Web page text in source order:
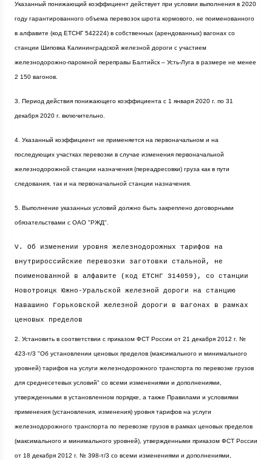
Указанный понижающий коэффициент действует при условии выполнения в 2020
году гарантированного объема перевозок шрота кормового, не поименованного
в алфавите (код ЕТСНГ 542224) в собственных (арендованных) вагонах со
станции Шиповка Калининградской железной дороги с участием
железнодорожно-паромной переправы Балтийск – Усть-Луга в размере не менее
2 150 вагонов.
3. Период действия понижающего коэффициента с 1 января 2020 г. по 31
декабря 2020 г. включительно.
4. Указанный коэффициент не применяется на первоначальном и на
последующих участках перевозки в случае изменения первоначальной
железнодорожной станции назначения (переадресовки) груза как в пути
следования, так и на первоначальной станции назначения.
5. Выполнение указанных условий должно быть закреплено договорными
обязательствами с ОАО "РЖД".
V. Об изменении уровня железнодорожных тарифов на
внутрироссийские перевозки заготовки стальной, не
поименованной в алфавите (код ЕТСНГ 314059), со станции
Новотроицк Южно-Уральской железной дороги на станцию
Навашино Горьковской железной дороги в вагонах в рамках
ценовых пределов
2. Установить в соответствии с приказом ФСТ России от 21 декабря 2012 г. №
423-т/3 "Об установлении ценовых пределов (максимального и минимального
уровней) тарифов на услуги железнодорожного транспорта по перевозке грузов
для среднесетевых условий" со всеми изменениями и дополнениями,
утвержденными в установленном порядке, а также Правилами и условиями
применения (установления, изменения) уровня тарифов на услуги
железнодорожного транспорта по перевозке грузов в рамках ценовых пределов
(максимального и минимального уровней), утвержденными приказом ФСТ России
от 18 декабря 2012 г. № 398-т/3 со всеми изменениями и дополнениями,